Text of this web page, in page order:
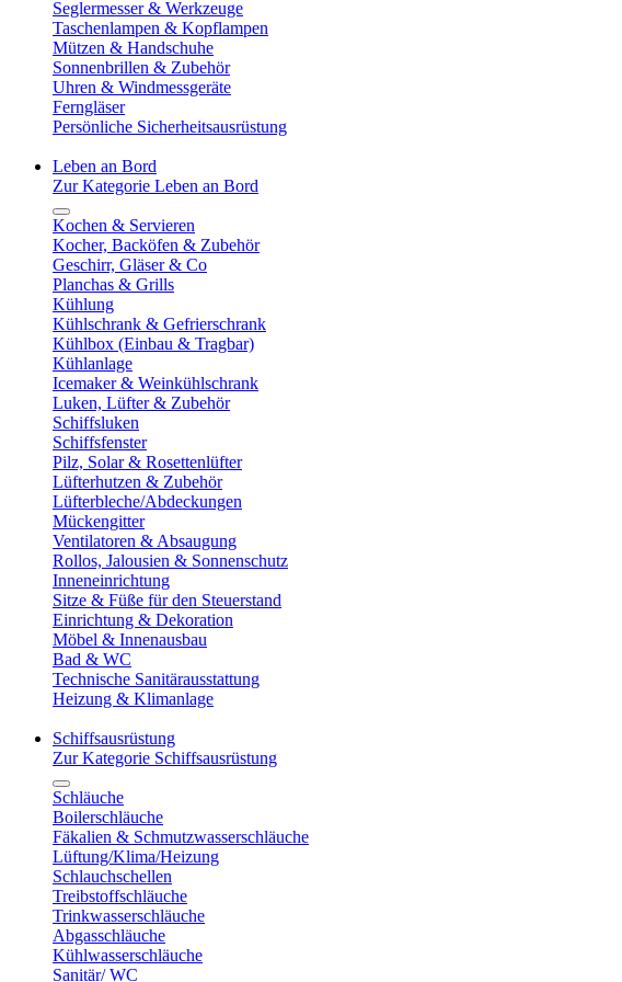
Seglermesser & Werkzeuge
Taschenlampen & Kopflampen
Mützen & Handschuhe
Sonnenbrillen & Zubehör
Uhren & Windmessgeräte
Ferngläser
Persönliche Sicherheitsausrüstung
Leben an Bord
Zur Kategorie Leben an Bord
Kochen & Servieren
Kocher, Backöfen & Zubehör
Geschirr, Gläser & Co
Planchas & Grills
Kühlung
Kühlschrank & Gefrierschrank
Kühlbox (Einbau & Tragbar)
Kühlanlage
Icemaker & Weinkühlschrank
Luken, Lüfter & Zubehör
Schiffsluken
Schiffsfenster
Pilz, Solar & Rosettenlüfter
Lüfterhutzen & Zubehör
Lüfterbleche/Abdeckungen
Mückengitter
Ventilatoren & Absaugung
Rollos, Jalousien & Sonnenschutz
Inneneinrichtung
Sitze & Füße für den Steuerstand
Einrichtung & Dekoration
Möbel & Innenausbau
Bad & WC
Technische Sanitärausstattung
Heizung & Klimanlage
Schiffsausrüstung
Zur Kategorie Schiffsausrüstung
Schläuche
Boilerschläuche
Fäkalien & Schmutzwasserschläuche
Lüftung/Klima/Heizung
Schlauchschellen
Treibstoffschläuche
Trinkwasserschläuche
Abgasschläuche
Kühlwasserschläuche
Sanitär/ WC